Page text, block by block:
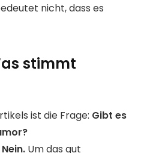
nicht, dass es
stimmt
ist die Frage: Gibt es
Nein. Um das gut